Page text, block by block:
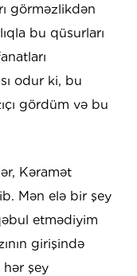
görməzlikdən
bu qüsurları
odur ki, bu
gördüm və bu
Kəramət
Mən elə bir şey
etmədiyim
girişində
hər şey